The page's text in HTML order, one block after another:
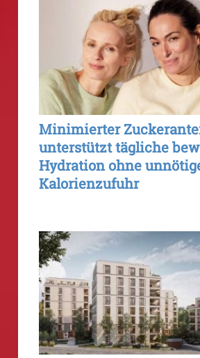
Minimierter
unterstützt tägliche
Hydration ohne
Kalorienzufuhr